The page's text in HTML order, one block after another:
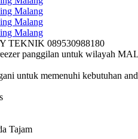
TEKNIK 089530988180
panggilan untuk wilayah
untuk memenuhi kebutuhan
Tajam